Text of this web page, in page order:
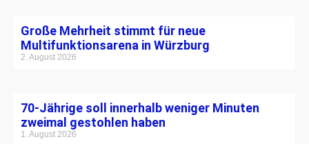
Große Mehrheit stimmt für neue
Multifunktionsarena in Würzburg
2. August 2026
70-Jährige soll innerhalb weniger Minuten
zweimal gestohlen haben
1. August 2026